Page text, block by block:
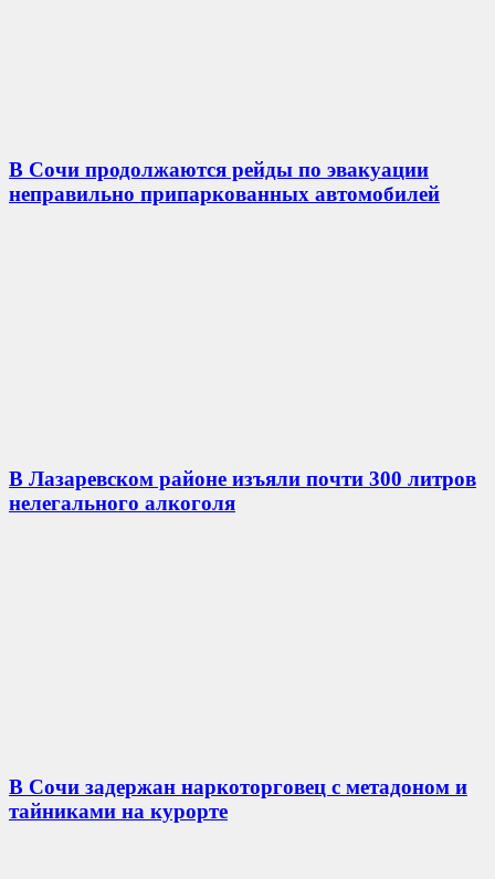
В Сочи продолжаются рейды по эвакуации
неправильно припаркованных автомобилей
В Лазаревском районе изъяли почти 300 литров
нелегального алкоголя
В Сочи задержан наркоторговец с метадоном и
тайниками на курорте